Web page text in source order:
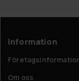
Information
Om oss